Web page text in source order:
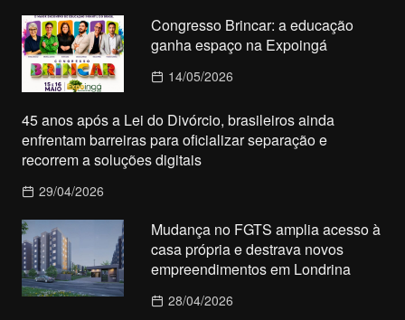
Congresso Brincar: a educação
ganha espaço na Expoingá
14/05/2026
45 anos após a Lei do Divórcio, brasileiros ainda
enfrentam barreiras para oficializar separação e
recorrem a soluções digitais
29/04/2026
Mudança no FGTS amplia acesso à
casa própria e destrava novos
empreendimentos em Londrina
28/04/2026